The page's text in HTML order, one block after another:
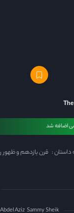
داستان : قرن یازدهم و ظهور
Aziz Sammy Sheik